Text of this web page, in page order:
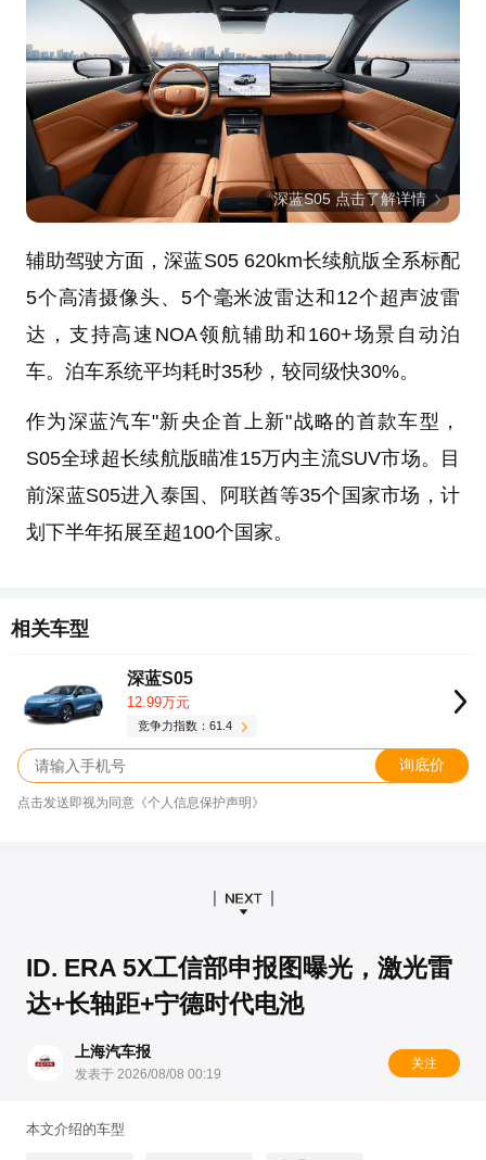
深蓝S05 点击了解详情
辅助驾驶方面，深蓝S05 620km长续航版全系标配
5个高清摄像头、5个毫米波雷达和12个超声波雷
达，支持高速NOA领航辅助和160+场景自动泊
车。泊车系统平均耗时35秒，较同级快30%。
作为深蓝汽车"新央企首上新"战略的首款车型，
S05全球超长续航版瞄准15万内主流SUV市场。目
前深蓝S05进入泰国、阿联酋等35个国家市场，计
划下半年拓展至超100个国家。
相关车型
深蓝S05
12.99万元
竞争力指数：61.4
询底价
点击发送即视为同意《个人信息保护声明》
ID. ERA 5X工信部申报图曝光，激光雷
达+长轴距+宁德时代电池
上海汽车报
发表于 2026/08/08 00:19
关注
本文介绍的车型